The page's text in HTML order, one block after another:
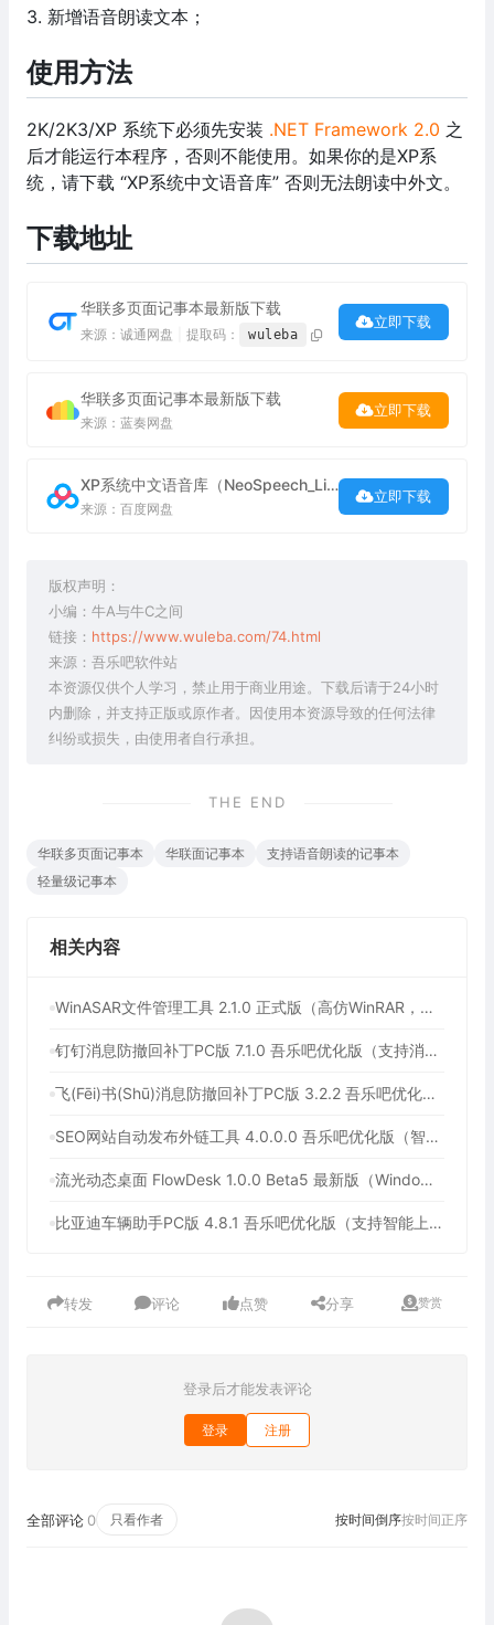
3. 新增语音朗读文本；
使用方法
2K/2K3/XP 系统下必须先安装 .NET Framework 2.0 之
后才能运行本程序，否则不能使用。如果你的是XP系
统，请下载 “XP系统中文语音库” 否则无法朗读中外文。
下载地址
华联多页面记事本最新版下载
来源：诚通网盘 提取码： wuleba
立即下载
华联多页面记事本最新版下载
来源：蓝奏网盘
立即下载
XP系统中文语音库（NeoSpeech_Liang）下载
来源：百度网盘
立即下载
版权声明：
小编：牛A与牛C之间
链接： https://www.wuleba.com/74.html
来源：吾乐吧软件站
本资源仅供个人学习，禁止用于商业用途。下载后请于24小时
内删除，并支持正版或原作者。因使用本资源导致的任何法律
纠纷或损失，由使用者自行承担。
THE END
华联多页面记事本 华联面记事本
支持语音朗读的记事本
轻量级记事本
相关内容
WinASAR文件管理工具 2.1.0 正式版（高仿WinRAR，最好用的Electron ASAR文件打包/解包工具、压缩/解压工具）
钉钉消息防撤回补丁PC版 7.1.0 吾乐吧优化版（支持消息防撤回+钉钉多开+支持消息永不已读+去除钉钉水印）
飞(Fēi)书(Shū)消息防撤回补丁PC版 3.2.2 吾乐吧优化版（支持消息防撤回+支持消息永不已读）
SEO网站自动发布外链工具 4.0.0.0 吾乐吧优化版（智能代理狂刷外链）
流光动态桌面 FlowDesk 1.0.0 Beta5 最新版（Windows免费动态壁纸工具，无广告，小巧便捷）
比亚迪车辆助手PC版 4.8.1 吾乐吧优化版（支持智能上电、智能锁车，远程控制，以及自动同步车况到钉钉群、飞书群）
转发 评论 点赞 分享 赞赏
登录后才能发表评论
登录 注册
全部评论 0 只看作者 按时间倒序按时间正序